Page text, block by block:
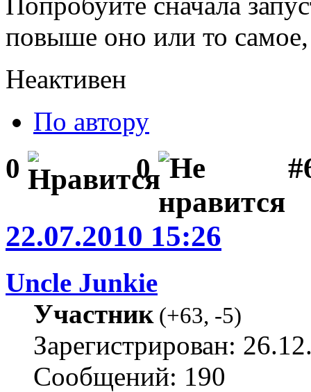
повыше оно или то
Неактивен
По автору
0 0
22.07.2010 15:26
Uncle Junkie
Участник(+63, -5)
Зарегистрирован:
Сообщений: 190